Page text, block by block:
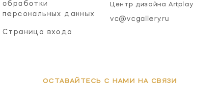
обработки
персональных данных
Страница входа
Центр дизайна Artplay
vc@vcgallery.ru
ОСТАВАЙТЕСЬ С НАМИ НА СВЯЗИ